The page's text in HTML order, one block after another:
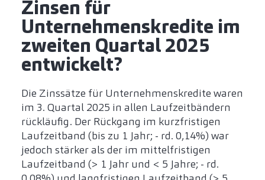
Zinsen für
Unternehmenskredite im
zweiten Quartal 2025
entwickelt?
Die Zinssätze für Unternehmenskredite waren
im 3. Quartal 2025 in allen Laufzeitbändern
rückläufig. Der Rückgang im kurzfristigen
Laufzeitband (bis zu 1 Jahr; - rd. 0,14%) war
jedoch stärker als der im mittelfristigen
Laufzeitband (> 1 Jahr und < 5 Jahre; - rd.